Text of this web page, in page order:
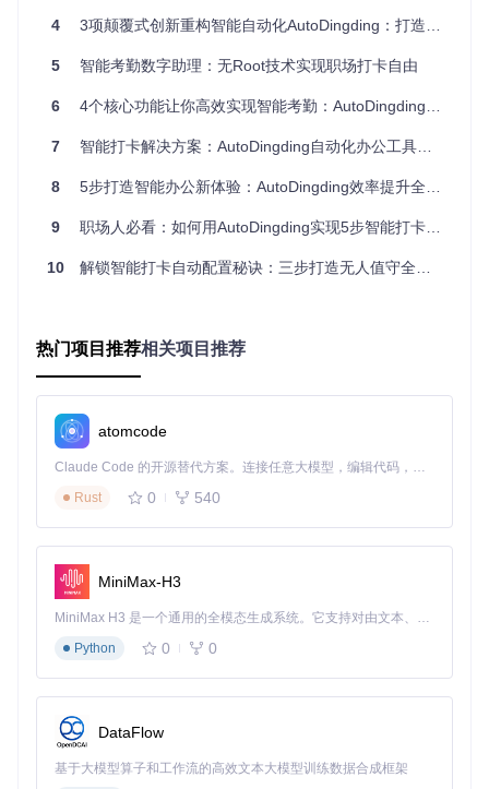
完成基础权限配置后，进入应用主界面开始设置打卡任务。Au
务"、"添加"和"设置"三个核心功能入口。点击中间的"+"按钮即
在任务配置界面，您可以设置多个打卡时间点，系统默认会在
打卡带来的风险。每个任务包含"计划时间"和"实际执行时
至少两个时间点（如上班和下班），并开启"重复"选项以适应
址。配置完成后，每次打卡操作的结果将自动发送至指定邮
高级应用：场景化配置方案与远程控制
不同职业人群有着差异化的打卡需求，AutoDingding提供了灵
活的配置选项以适应各种场景：
同时启用"伪灭屏"功能，通过音量键快速切换至时钟界面，既
保证应用运行又不影响其他工作。
保护"，避免因信号问题导致的打卡失败。同时配置"网络切换
教师用户则可以利用"课程表模式"，在设置中导入课程时间
表，系统将自动在上课前30分钟和下课后10分钟执行打卡操
作。配合"假期模式"，可自动跳过节假日打卡任务，无需手动
4 3项颠覆式创新重构智能自动化AutoDingding：打造无人值守的跨设备安全防护体系
5 智能考勤数字助理：无Root技术实现职场打卡自由
6 4个核心功能让你高效实现智能考勤：AutoDingding自动打卡全攻略
7 智能打卡解决方案：AutoDingding自动化办公工具使用指南
8 5步打造智能办公新体验：AutoDingding效率提升全攻略
9 职场人必看：如何用AutoDingding实现5步智能打卡，告别考勤焦虑？
10 解锁智能打卡自动配置秘诀：三步打造无人值守全机型适配方案
热门项目推荐相关项目推荐
atomcode
Claude Code 的开源替代方案。连接任意大模型，编辑代码，运行命令，自动验证 — 全自动执行。用 Rust 构建，极致性能。 ｜ An open-source alternative to Claude Code. Connect any LLM, edit code, run commands, and verify changes — autonomously. Built in Rust for speed. Get Started
Rust
0 540
MiniMax-H3
MiniMax H3 是一个通用的全模态生成系统。它支持对由文本、图像、视频和音频组成的多模态上下文进行统一理解，并能生成分辨率高达 2K、时长可达 15 秒的带原生立体声音频的视频。得益于面向任务泛化的系统设计，H3 在预训练阶段就已具备广泛的多模态上下文理解与生成能力，能够出色地执行复杂的多模态指令。
Python
0 0
DataFlow
基于大模型算子和工作流的高效文本大模型训练数据合成框架